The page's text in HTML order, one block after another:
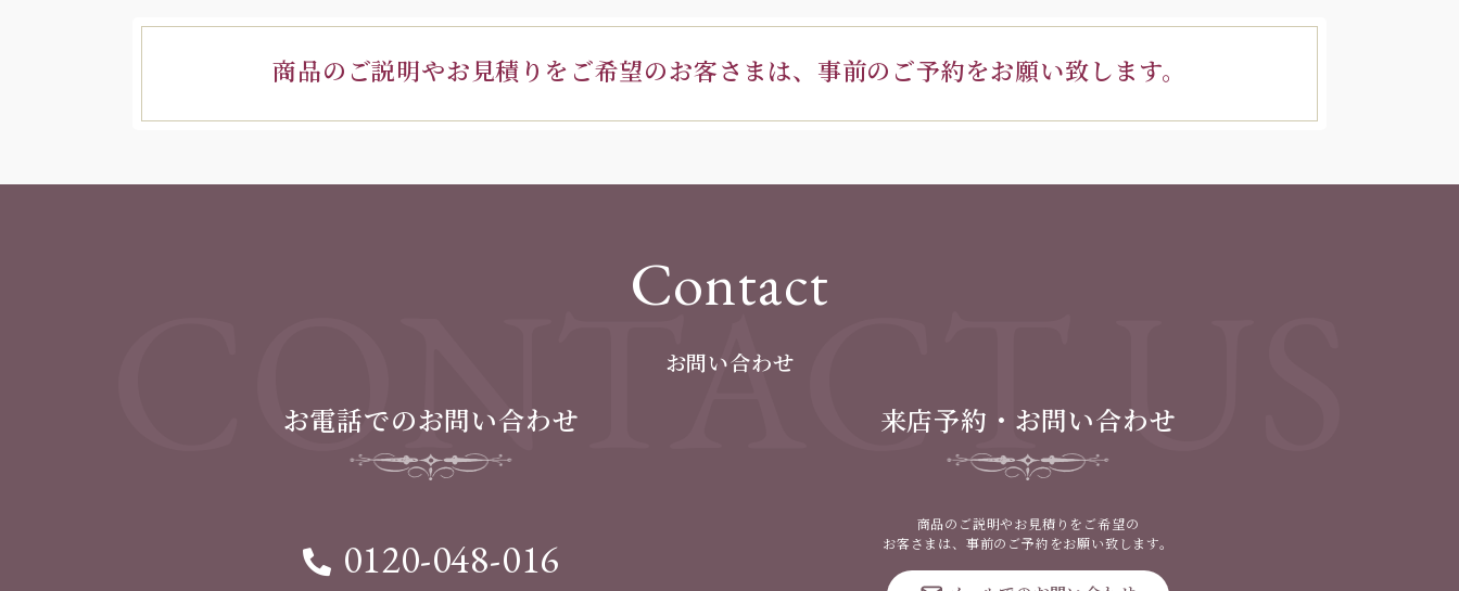
商品のご説明やお見積りを ご希望のお客さまは、 事前のご予約をお願い致します。
Contact
お問い合わせ
CONTACT US
お電話でのお問い合わせ
0120-048-016
来店予約・お問い合わせ
商品のご説明やお見積りをご希望の
お客さまは、事前のご予約をお願い致します。